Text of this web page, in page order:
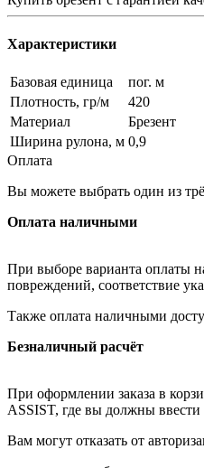
Характеристики
Базовая единица
пог. м
Плотность, гр/м
420
Материал
Брезент
Ширина рулона, м 0,9
Оплата
Вы можете выбрать один из
Оплата наличными
При выборе варианта оплаты
повреждений, соответствие
Также оплата наличными
Безналичный расчёт
При оформлении заказа в
ASSIST, где вы должны ввести
Вам могут отказать от